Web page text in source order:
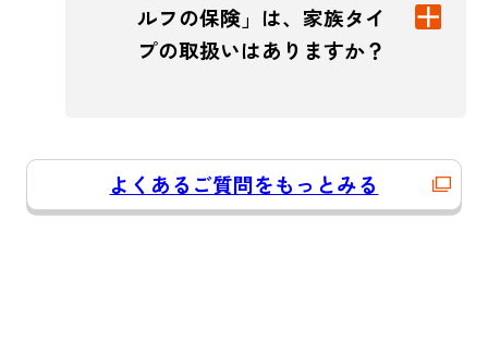
ルフの保険」は、家族タイ
プの取扱いはありますか？
よくあるご質問をもっとみる